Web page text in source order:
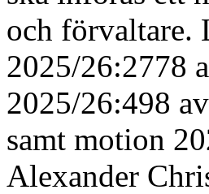
och förvaltare.
2025/26:2778
2025/26:498
samt motion
Alexander